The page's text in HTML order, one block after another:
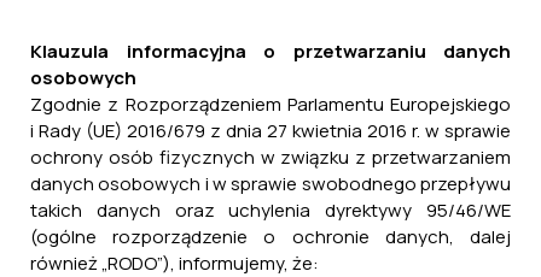
Klauzula informacyjna o przetwarzaniu danych
osobowych
Zgodnie z Rozporządzeniem Parlamentu Europejskiego
i Rady (UE) 2016/679 z dnia 27 kwietnia 2016 r. w sprawie
ochrony osób fizycznych w związku z przetwarzaniem
danych osobowych i w sprawie swobodnego przepływu
takich danych oraz uchylenia dyrektywy 95/46/WE
(ogólne rozporządzenie o ochronie danych, dalej
również „RODO”), informujemy, że: